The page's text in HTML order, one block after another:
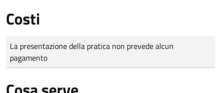
Costi
Tipo di pagamento
Importo
La presentazione della pratica non prevede alcun
pagamento